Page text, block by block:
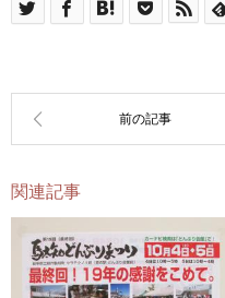
関連記事